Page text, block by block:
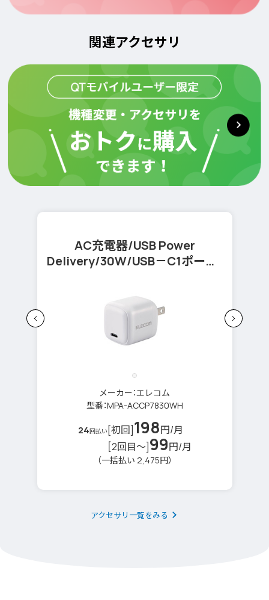
関連アクセサリ
AC充電器/USB Power
Delivery/30W/USB－C1ポート/
メーカー：エレコム
型番：MPA-ACCP7830WH
24回払い [初回]198円/月
[2回目～]99円/月
（一括払い 2,475円）
アクセサリ一覧をみる